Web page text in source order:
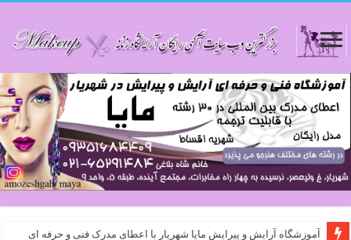
آموزشگاه آرایش و پیرایش مایا شهریار با اعطای مدرک فنی و حرفه ای